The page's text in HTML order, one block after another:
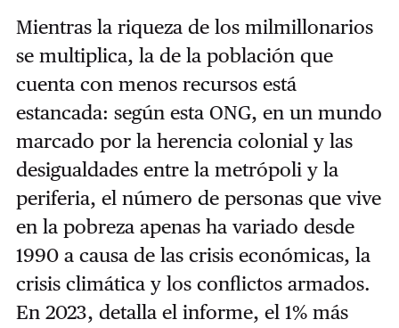
Mientras la riqueza de los milmillonarios
se multiplica, la de la población que
cuenta con menos recursos está
estancada: según esta ONG, en un mundo
marcado por la herencia colonial y las
desigualdades entre la metrópoli y la
periferia, el número de personas que vive
en la pobreza apenas ha variado desde
1990 a causa de las crisis económicas, la
crisis climática y los conflictos armados.
En 2023, detalla el informe, el 1% más